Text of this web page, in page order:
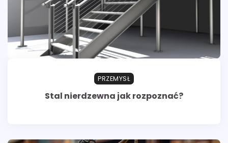
PRZEMYSŁ
Stal nierdzewna jak rozpoznać?